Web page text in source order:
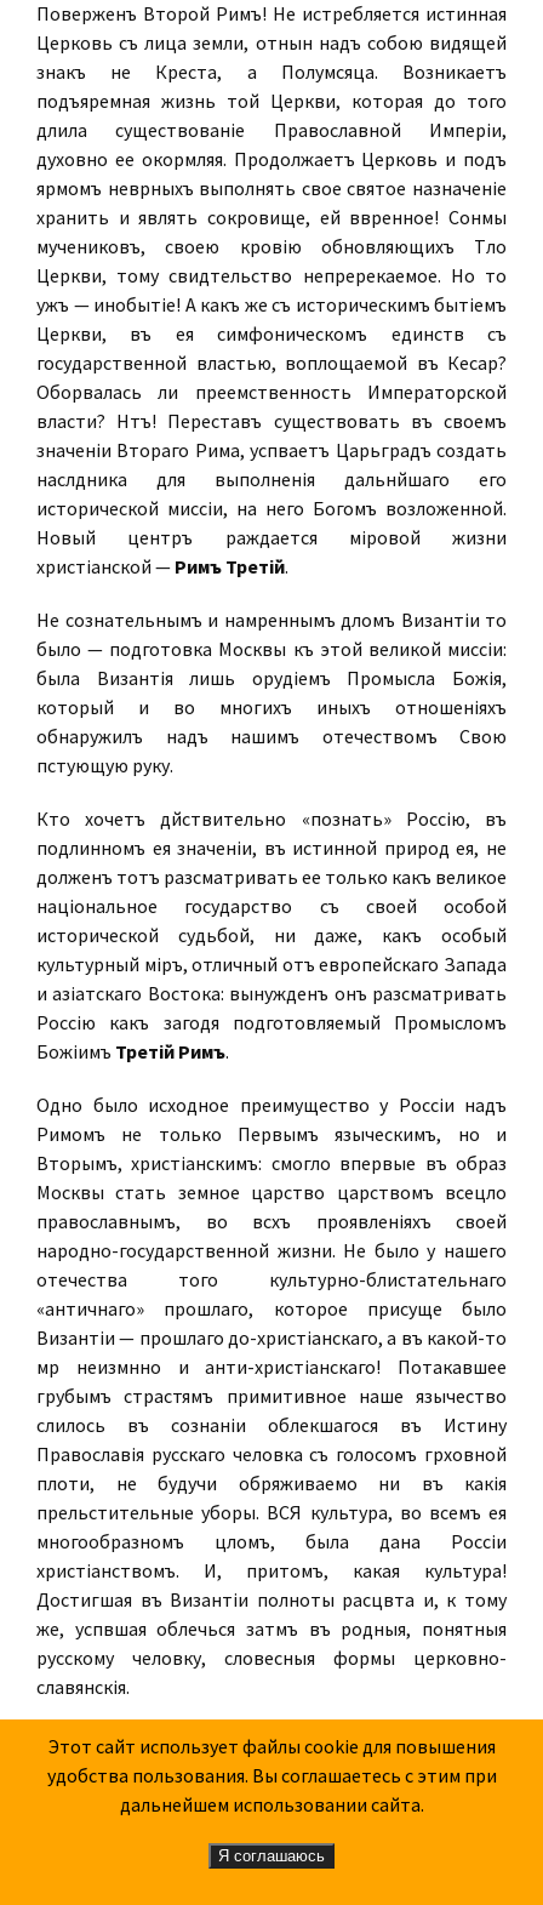
Поверженъ Второй Римъ! Не истребляется истинная
Церковь съ лица земли, отнынѣ надъ собою видящей
знакъ не Креста, а Полумѣсяца. Возникаетъ
подъяремная жизнь той Церкви, которая до того
дѣлила существованіе Православной Имперіи,
духовно ее окормляя. Продолжаетъ Церковь и подъ
ярмомъ невѣрныхъ выполнять свое святое назначеніе
хранить и являть сокровище, ей ввѣренное! Сонмы
мучениковъ, своею кровію обновляющихъ Тѣло
Церкви, тому свидѣтельство непререкаемое. Но то
ужъ — инобытіе! А какъ же съ историческимъ бытіемъ
Церкви, въ ея симфоническомъ единствѣ съ
государственной властью, воплощаемой въ Кесарѣ?
Оборвалась ли преемственность Императорской
власти? Нѣтъ! Переставъ существовать въ своемъ
значеніи Втораго Рима, успѣваетъ Царьградъ создать
наслѣдника для выполненія дальнѣйшаго его
исторической миссіи, на него Богомъ возложенной.
Новый центръ раждается міровой жизни
христіанской — Римъ Третій.
Не сознательнымъ и намѣреннымъ дѣломъ Византіи то
было — подготовка Москвы къ этой великой миссіи:
была Византія лишь орудіемъ Промысла Божія,
который и во многихъ иныхъ отношеніяхъ
обнаружилъ надъ нашимъ отечествомъ Свою
пѣстующую руку.
Кто хочетъ дѣйствительно «познать» Россію, въ
подлинномъ ея значеніи, въ истинной природѣ ея, не
долженъ тотъ разсматривать ее только какъ великое
національное государство съ своей особой
исторической судьбой, ни даже, какъ особый
культурный міръ, отличный отъ европейскаго Запада
и азіатскаго Востока: вынужденъ онъ разсматривать
Россію какъ загодя подготовляемый Промысломъ
Божіимъ Третій Римъ.
Одно было исходное преимущество у Россіи надъ
Римомъ не только Первымъ языческимъ, но и
Вторымъ, христіанскимъ: смогло впервые въ образѣ
Москвы стать земное царство царствомъ всецѣло
православнымъ, во всѣхъ проявленіяхъ своей
народно-государственной жизни. Не было у нашего
отечества того культурно-блистательнаго
«античнаго» прошлаго, которое присуще было
Византіи — прошлаго до-христіанскаго, а въ какой-то
мѣрѣ неизмѣнно и анти-христіанскаго! Потакавшее
грубымъ страстямъ примитивное наше язычество
слилось въ сознаніи облекшагося въ Истину
Православія русскаго человѣка съ голосомъ грѣховной
плоти, не будучи обряживаемо ни въ какія
прельстительные уборы. ВСЯ культура, во всемъ ея
многообразномъ цѣломъ, была дана Россіи
христіанствомъ. И, притомъ, какая культура!
Достигшая въ Византіи полноты расцвѣта и, к тому
же, успѣвшая облечься затѣмъ въ родныя, понятныя
русскому человѣку, словесныя формы церковно-
славянскія.
О, великій духоносный подвигъ св.
равноапостольныхъ Меѳодія и Кирилла и ихъ
славныхъ учениковъ! О, великое и неповторимое
существующихъ въ мірѣ! — нарочито создаваемаго для
Этот сайт использует файлы cookie для повышения
удобства пользования. Вы соглашаетесь с этим при
дальнейшем использовании сайта.
Я соглашаюсь